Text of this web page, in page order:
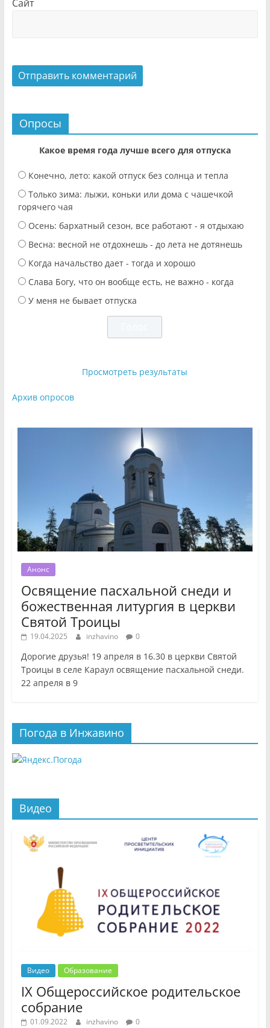
Сайт
Опросы
Какое время года лучше всего для отпуска
Конечно, лето: какой отпуск без солнца и тепла
Только зима: лыжи, коньки или дома с чашечкой
горячего чая
Осень: бархатный сезон, все работают - я отдыхаю
Весна: весной не отдохнешь - до лета не дотянешь
Когда начальство дает - тогда и хорошо
Слава Богу, что он вообще есть, не важно - когда
У меня не бывает отпуска
Просмотреть результаты
Архив опросов
Анонс
Освящение пасхальной снеди и
божественная литургия в церкви
Святой Троицы
19.04.2025 inzhavino 0
Дорогие друзья! 19 апреля в 16.30 в церкви Святой
Троицы в селе Караул освящение пасхальной снеди.
22 апреля в 9
Погода в Инжавино
Видео
Видео Образование
IX Общероссийское родительское
собрание
01.09.2022 inzhavino 0